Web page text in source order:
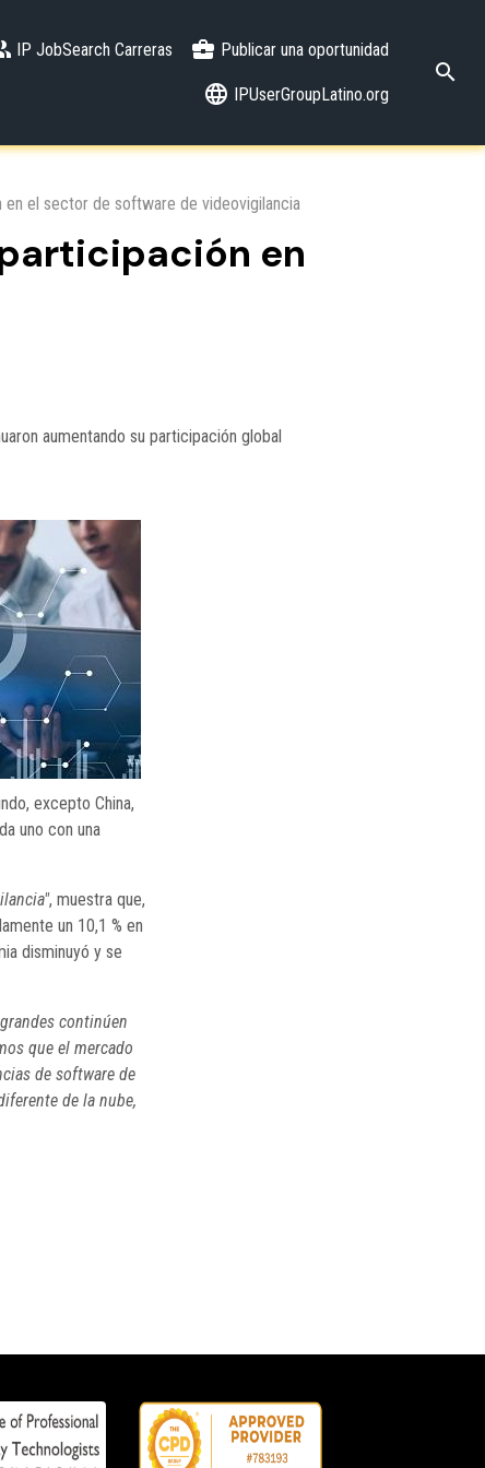
IP JobSearch Carreras Publicar una oportunidad
IPUserGroupLatino.org
el sector de software de videovigilancia
en
aumentando su participación global
excepto China,
uno con una
, muestra que,
un 10,1 % en
disminuyó y se
continúen
que el mercado
de software de
de la nube,